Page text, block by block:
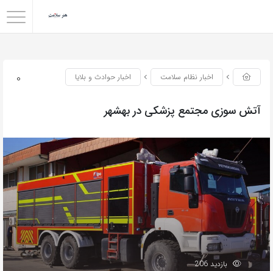
0 اخبار نظام سلامت اخبار حوادث و بلایا
آتش سوزی مجتمع پزشکی در بهشهر
بازدید 206